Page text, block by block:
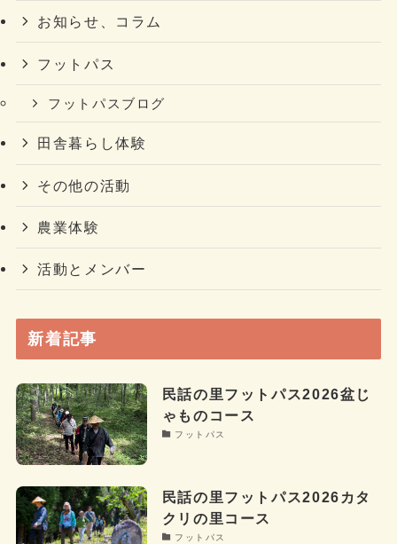
お知らせ、コラム
フットパス
フットパスブログ
田舎暮らし体験
その他の活動
農業体験
活動とメンバー
新着記事
民話の里フットパス2026盆じ
ゃものコース
フットパス
民話の里フットパス2026カタ
クリの里コース
フットパス